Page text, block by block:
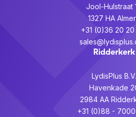
Jool-Hulstraat
1327 HA
+31 (0)36 20 20
Ridderkerk
LydisPlus B.V.
Havenkade
2984 AA
+31 (0)88 -